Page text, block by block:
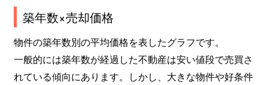
築年数×売却価格
物件の築年数別の平均価格を表したグラフです。
一般的には築年数が経過した不動産は安い値段で売買さ
れている傾向にあります。しかし、大きな物件や好条件